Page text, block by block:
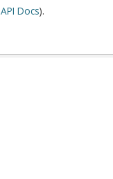
API Docs).